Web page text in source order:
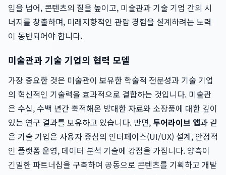
입을 넘어, 콘텐츠의 질을 높이고, 미술관과 기술 기업 간의 시
너지를 창출하며, 미래지향적인 관람 경험을 설계하려는 노력
이 동반되어야 합니다.
미술관과 기술 기업의 협력 모델
가장 중요한 것은 미술관이 보유한 학술적 전문성과 기술 기업
의 혁신적인 기술력을 효과적으로 결합하는 것입니다. 미술관
은 수십, 수백 년간 축적해온 방대한 자료와 소장품에 대한 깊이
있는 연구 결과를 보유하고 있습니다. 반면, 투어라이브 앱과 같
은 기술 기업은 사용자 중심의 인터페이스(UI/UX) 설계, 안정적
인 플랫폼 운영, 데이터 분석 기술에 강점을 가집니다. 양측이
긴밀한 파트너십을 구축하여 공동으로 콘텐츠를 기획하고 개발